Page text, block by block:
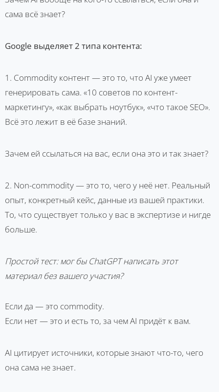
сама всё знает?
Google выделяет 2 типа контента:
1. Commodity контент — это то, что AI уже умеет
генерировать сама. «10 советов по контент-
маркетингу», «как выбрать ноутбук», «что такое SEO».
Всё это лежит в её базе знаний.
Зачем ей ссылаться на вас, если она это и так знает?
2. Non-commodity — это то, чего у неё нет. Реальный
опыт, конкретный кейс, данные из вашей практики.
То, что существует только у вас в экспертизе и нигде
больше.
Простой тест: мог бы ChatGPT написать этот
материал без вашего участия?
Если да — это commodity.
Если нет — это и есть то, за чем AI придёт к вам.
AI цитирует источники, которые знают что-то, чего
она сама не знает.